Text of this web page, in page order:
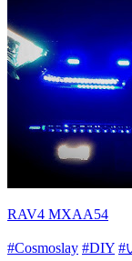
RAV4 MXAA54
#Cosmoslay #DIY #